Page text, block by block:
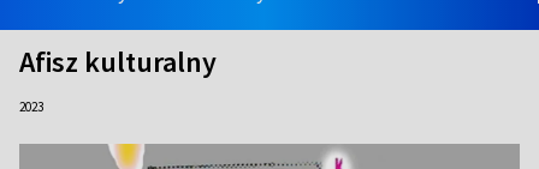
Afisz kulturalny
2023